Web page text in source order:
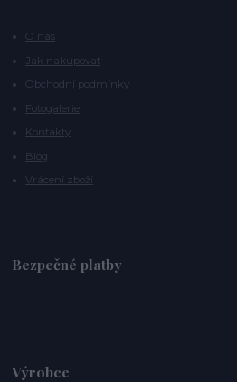
O nás
Jak nakupovat
Obchodní podmínky
Fotogalerie
Kontakty
Blog
Vrácení zboží
Bezpečné platby
Výrobce